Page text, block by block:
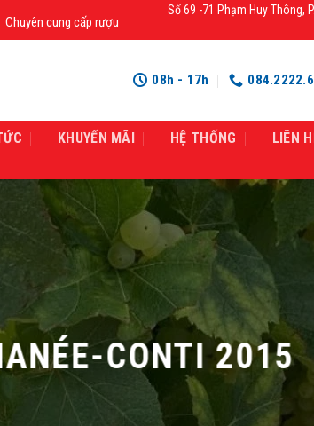
cung cấp rượu mạnh chính hãng, rượu vang nhập khẩu
Số 69 -71 Phạm Huy Thông,
08h - 17h
KHUYẾN MÃI HỆ THỐNG
LIÊN
CONTI 2015